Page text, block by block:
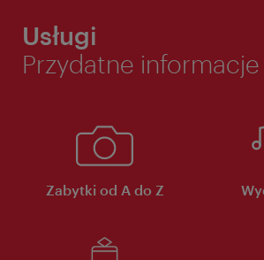
Usługi
Przydatne informacje
Zabytki od A do Z